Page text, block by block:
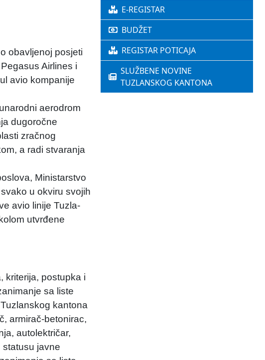
obavljenoj posjeti
Airlines i
avio kompanije
aerodrom
dugoročne
zračnog
a radi stvaranja
Ministarstvo
u okviru svojih
avio linije Tuzla-
utvrđene
kriterija, postupka i
sa liste
kantona
armirač-betonirac,
autolektričar,
statusu javne
E-REGISTAR
BUDŽET
REGISTAR POTICAJA
SLUŽBENE NOVINE
TUZLANSKOG KANTONA